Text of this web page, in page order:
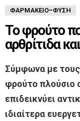
ΦΑΡΜΑΚΕΊΟ-ΦΎΣΗ
Το φρούτο
αρθρίτιδα
Σύμφωνα με τους
φρούτο πλούσιο
επιδεικνύει
ιδιαίτερα